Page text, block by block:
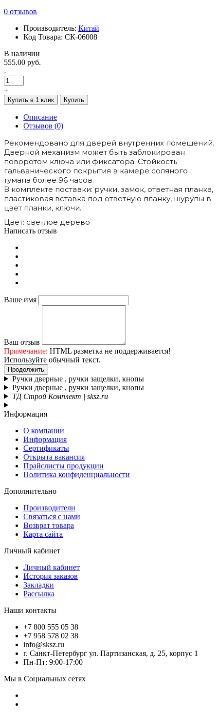
0 отзывов
Производитель: Китай
Код Товара: СК-06008
В наличии
555.00 руб.
-
+
Купить в 1 клик Купить
Описание
Отзывов (0)
Рекомендовано для дверей внутренних помещений.
Дверной механизм может быть заблокирован
поворотом ключа или фиксатора. Стойкость
гальванического покрытия в камере соляного
тумана более 96 часов.
В комплекте поставки: ручки, замок, ответная планка,
пластиковая вставка под ответную планку, шурупы в
цвет планки, ключи.
Цвет: светлое дерево
Написать отзыв
Ваше имя
Ваш отзыв
Примечание: HTML разметка не поддерживается!
Используйте обычный текст.
Продолжить
Ручки дверные , ручки защелки, кнопы
Ручки дверные , ручки защелки, кнопы
ТД Строй Комплект | sksz.ru
Информация
О компании
Информация
Сертификаты
Открыта вакансия
Прайслисты продукции
Политика конфиденциальности
Дополнительно
Производители
Связаться с нами
Возврат товара
Карта сайта
Личный кабинет
Личный кабинет
История заказов
Закладки
Рассылка
Наши контакты
+7 800 555 05 38
+7 958 578 02 38
info@sksz.ru
г. Санкт-Петербург ул. Партизанская, д. 25, корпус 1
Пн-Пт: 9:00-17:00
Мы в Социальных сетях